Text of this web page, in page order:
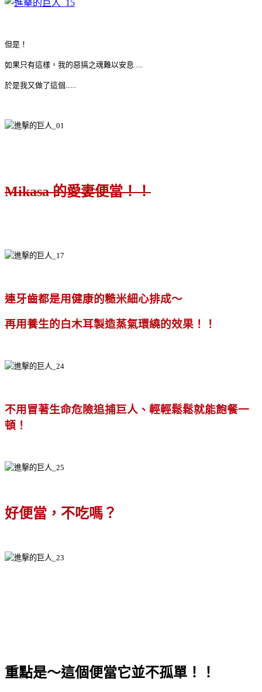
但是！
如果只有這樣，我的惡搞之魂難以安息.....
於是我又做了這個......
Mikasa 的愛妻便當！！
連牙齒都是用健康的糙米細心排成～
再用養生的白木耳製造蒸氣環繞的效果！！
不用冒著生命危險追捕巨人、輕輕鬆鬆就能飽餐一
頓！
好便當，不吃嗎？
重點是～這個便當它並不孤單！！